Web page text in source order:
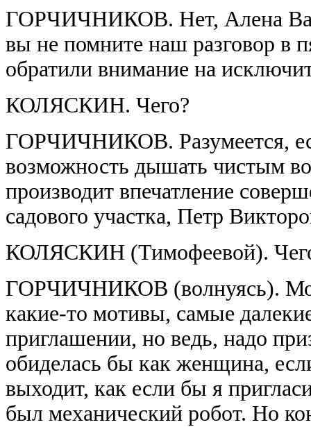
ГОРЧИЧНИКОВ. Нет, Алена
вы не помните наш разговор в
обратили внимание на
КОЛЯСКИН. Чего?
ГОРЧИЧНИКОВ. Разумеется,
возможность дышать чистым
производит впечатление
садового участка, Петр
КОЛЯСКИН (Тимофеевой). Чего
ГОРЧИЧНИКОВ (волнуясь).
какие-то мотивы, самые
приглашении, но ведь, надо
обиделась бы как женщина,
выходит, как если бы я
был механический робот. Но